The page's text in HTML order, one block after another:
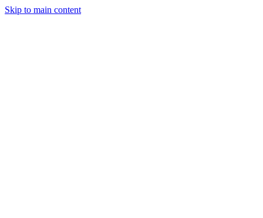
Skip to main content